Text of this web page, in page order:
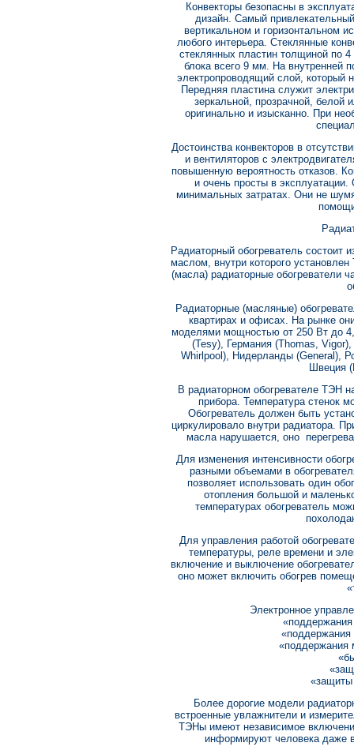
Конвекторы безопасны в
дизайн. Самый
вертикальном и горизонтальном
любого интерьера. Стеклянные
стеклянных пластин толщиной по
блока всего 9 мм. На внутренней
электропроводящий слой, который
Передняя пластина служит
зеркальной, прозрачной, белой
оригинально и изысканно. При
Достоинства конвекторов в
и вентиляторов с
повышенную вероятность отказов.
и очень просты в
минимальных затратах. Они не
Радиаторный обогреватель состоит
маслом, внутри которого
(масла) радиаторные обогреватели
Радиаторные (масляные)
квартирах и офисах. На рынке
моделями мощностью от 250 Вт до
(Tesy), Германия (Thomas,
Whirlpool), Нидерланды (General),
Швеция
В радиаторном обогревателе ТЭН
прибора. Температура стенок
Обогреватель должен быть
циркулировало внутри радиатора.
масла нарушается, оно
Для изменения интенсивности
разными объемами в
позволяет использовать один
отопления большой и
температурах обогреватель
Для управления работой
температуры, реле времени и
включение и выключение
оно может включить обогрев
Электронное
«поддержания
«защиты
Более дорогие модели
встроенные увлажнители и
ТЭНы имеют независимое
информируют человека даже